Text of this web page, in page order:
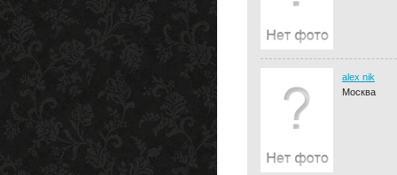
alex nik
Москва